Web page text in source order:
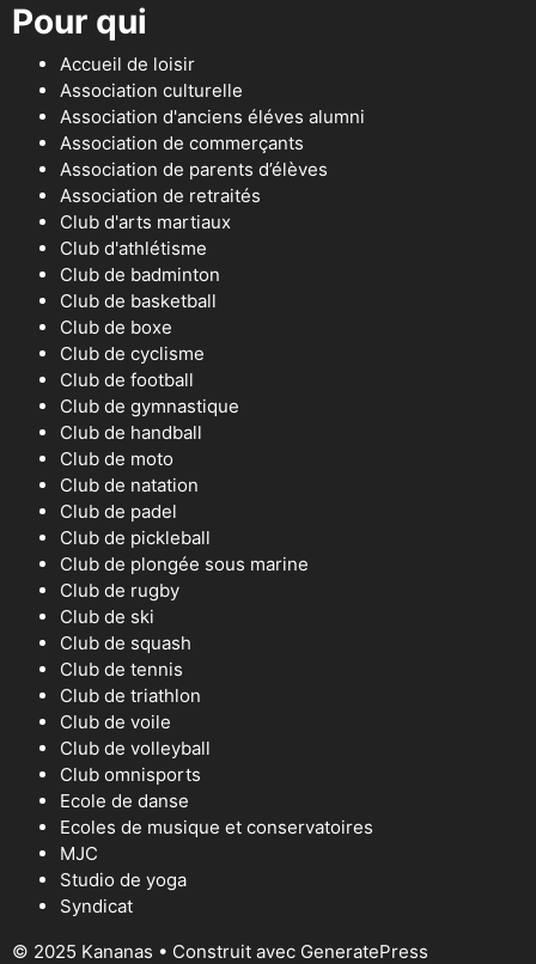
Pour qui
Accueil de loisir
Association culturelle
Association d'anciens éléves alumni
Association de commerçants
Association de parents d’élèves
Association de retraités
Club d'arts martiaux
Club d'athlétisme
Club de badminton
Club de basketball
Club de boxe
Club de cyclisme
Club de football
Club de gymnastique
Club de handball
Club de moto
Club de natation
Club de padel
Club de pickleball
Club de plongée sous marine
Club de rugby
Club de ski
Club de squash
Club de tennis
Club de triathlon
Club de voile
Club de volleyball
Club omnisports
Ecole de danse
Ecoles de musique et conservatoires
MJC
Studio de yoga
Syndicat
© 2025 Kananas • Construit avec GeneratePress